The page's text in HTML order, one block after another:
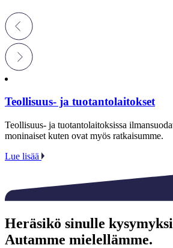
Teollisuus- ja tuotantolaitokset
Teollisuus- ja tuotantolaitoksissa
moninaiset kuten ovat myös ratkaisumme.
Lue lisää
Heräsikö sinulle
Autamme mielellämme.